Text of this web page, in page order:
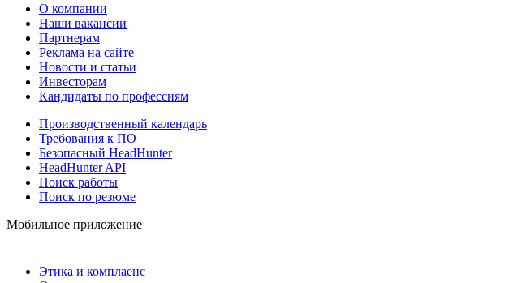
О компании
Наши вакансии
Партнерам
Реклама на сайте
Новости и статьи
Инвесторам
Кандидаты по профессиям
Производственный календарь
Требования к ПО
Безопасный HeadHunter
HeadHunter API
Поиск работы
Поиск по резюме
Мобильное приложение
Этика и комплаенс